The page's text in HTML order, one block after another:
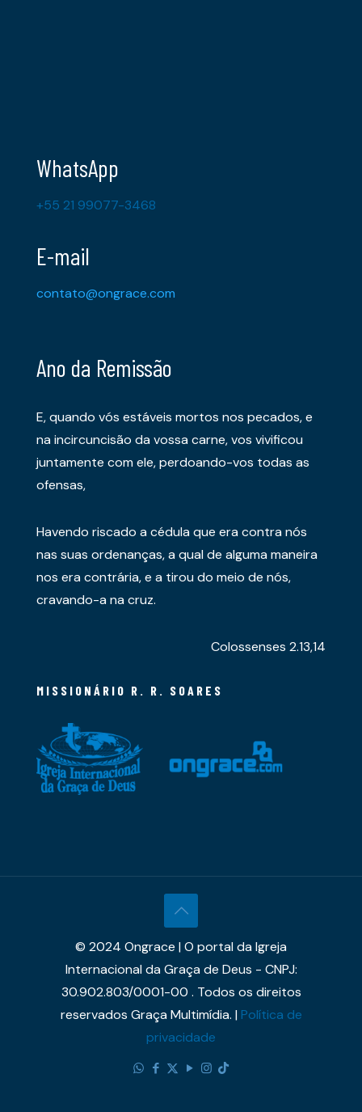
WhatsApp
+55 21 99077-3468
E-mail
contato@ongrace.com
Ano da Remissão
E, quando vós estáveis mortos nos pecados, e
na incircuncisão da vossa carne, vos vivificou
juntamente com ele, perdoando-vos todas as
ofensas,
Havendo riscado a cédula que era contra nós
nas suas ordenanças, a qual de alguma maneira
nos era contrária, e a tirou do meio de nós,
cravando-a na cruz.
Colossenses 2.13,14
MISSIONÁRIO R. R. SOARES
© 2024 Ongrace | O portal da Igreja
Internacional da Graça de Deus - CNPJ:
30.902.803/0001-00 . Todos os direitos
reservados Graça Multimídia. |Política de
privacidade